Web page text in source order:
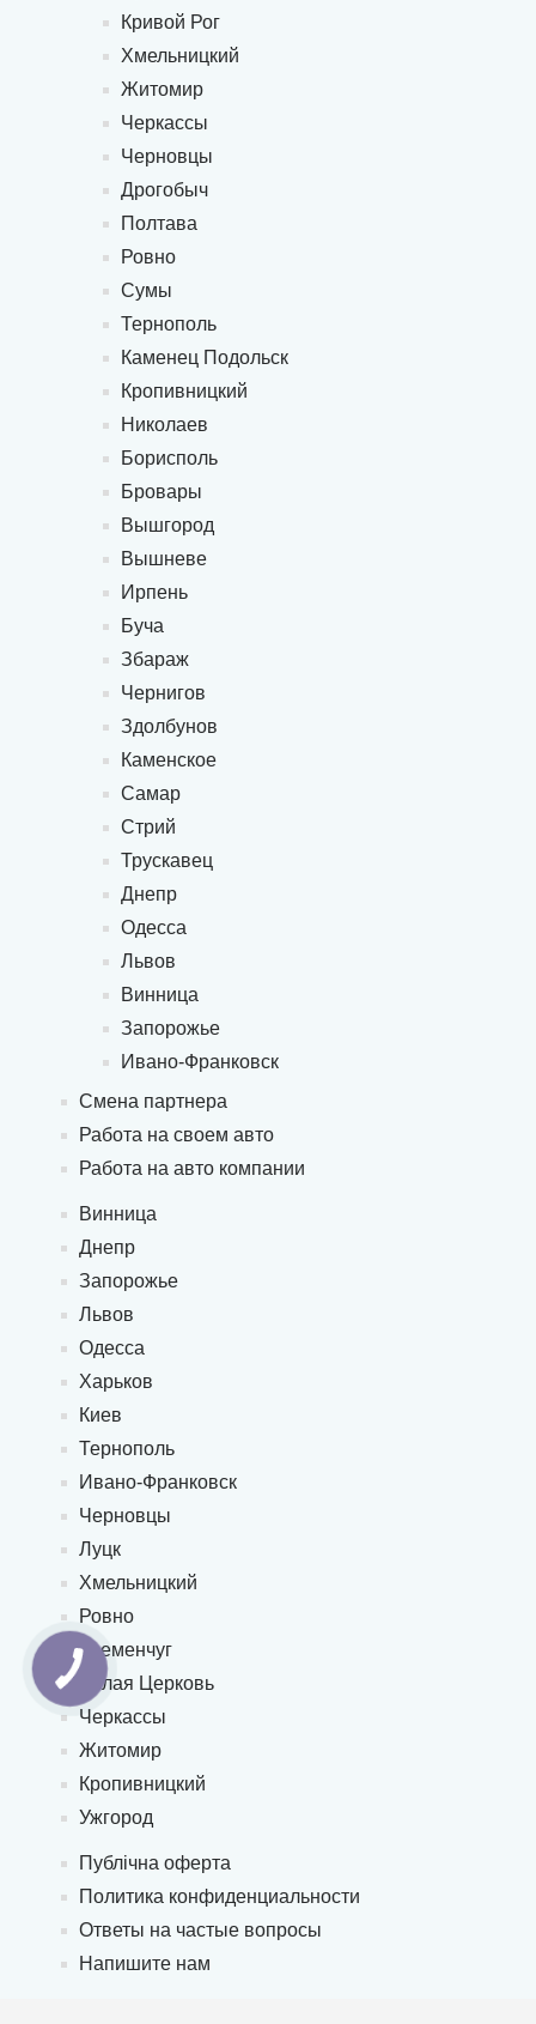
Кривой Рог
Хмельницкий
Житомир
Черкассы
Черновцы
Дрогобыч
Полтава
Ровно
Сумы
Тернополь
Каменец Подольск
Кропивницкий
Николаев
Борисполь
Бровары
Вышгород
Вышневе
Ирпень
Буча
Збараж
Чернигов
Здолбунов
Каменское
Самар
Стрий
Трускавец
Днепр
Одесса
Львов
Винница
Запорожье
Ивано-Франковск
Смена партнера
Работа на своем авто
Работа на авто компании
Винница
Днепр
Запорожье
Львов
Одесса
Харьков
Киев
Тернополь
Ивано-Франковск
Черновцы
Луцк
Хмельницкий
Ровно
Кременчуг
Белая Церковь
Черкассы
Житомир
Кропивницкий
Ужгород
Публічна оферта
Политика конфиденциальности
Ответы на частые вопросы
Напишите нам